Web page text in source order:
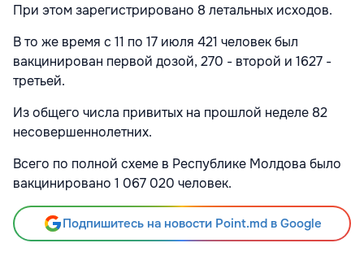
При этом зарегистрировано 8 летальных исходов.
В то же время с 11 по 17 июля 421 человек был
вакцинирован первой дозой, 270 - второй и 1627 -
третьей.
Из общего числа привитых на прошлой неделе 82
несовершеннолетних.
Всего по полной схеме в Республике Молдова было
вакцинировано 1 067 020 человек.
Подпишитесь на новости Point.md в Google